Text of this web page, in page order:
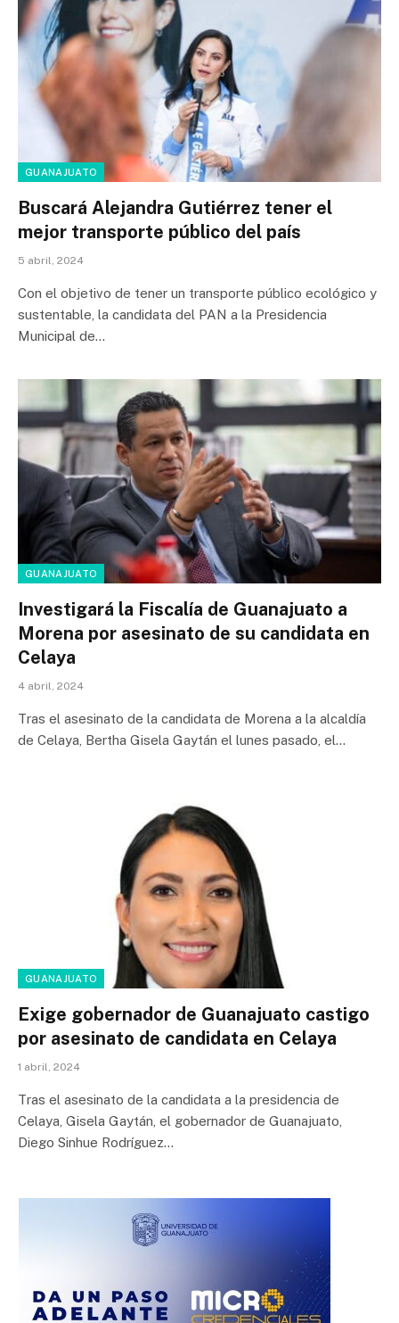
GUANAJUATO
Buscará Alejandra Gutiérrez tener el
mejor transporte público del país
5 abril, 2024
Con el objetivo de tener un transporte público ecológico y
sustentable, la candidata del PAN a la Presidencia
Municipal de…
GUANAJUATO
Investigará la Fiscalía de Guanajuato a
Morena por asesinato de su candidata en
Celaya
4 abril, 2024
Tras el asesinato de la candidata de Morena a la alcaldía
de Celaya, Bertha Gisela Gaytán el lunes pasado, el…
GUANAJUATO
Exige gobernador de Guanajuato castigo
por asesinato de candidata en Celaya
1 abril, 2024
Tras el asesinato de la candidata a la presidencia de
Celaya, Gisela Gaytán, el gobernador de Guanajuato,
Diego Sinhue Rodríguez…